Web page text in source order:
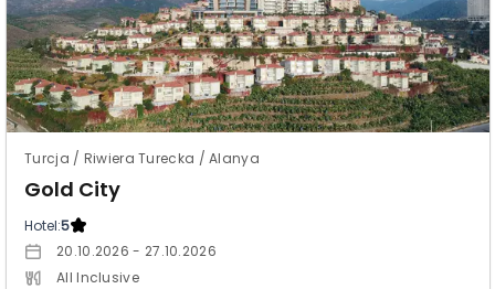
Turcja / Riwiera Turecka / Alanya
Gold City
Hotel:5
20.10.2026 - 27.10.2026
All Inclusive